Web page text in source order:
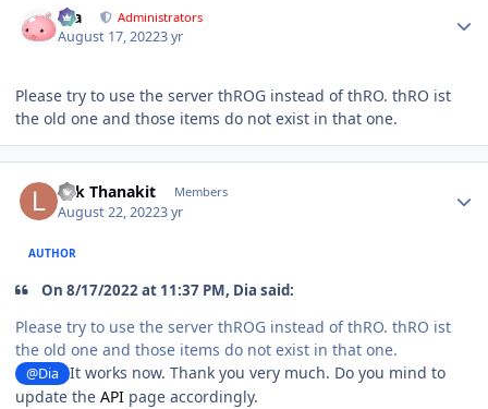
Dia Administrators
August 17, 20223 yr
Please try to use the server thROG instead of thRO. thRO ist
the old one and those items do not exist in that one.
Lek Thanakit Members
August 22, 20223 yr
AUTHOR
On 8/17/2022 at 11:37 PM, Dia said:
Please try to use the server thROG instead of thRO. thRO ist
the old one and those items do not exist in that one.
@Dia
It works now. Thank you very much. Do you mind to
update the API page accordingly.